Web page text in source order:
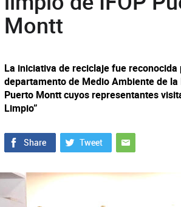
Montt
La iniciativa de reciclaje fue reconocida
departamento de Medio Ambiente de
Puerto Montt cuyos representantes
Limpio”